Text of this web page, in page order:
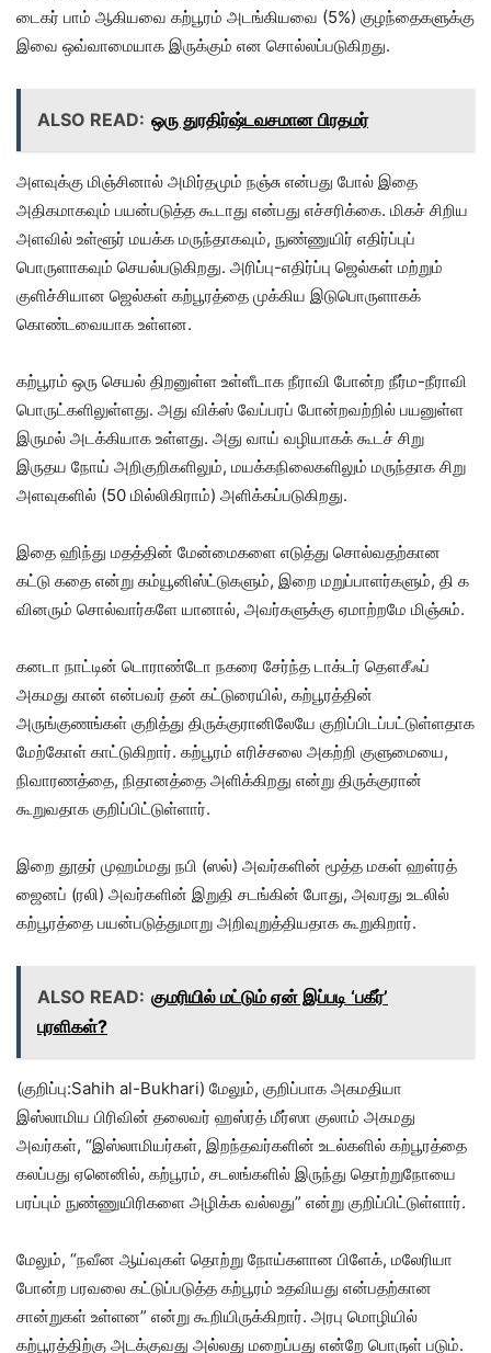
டைகர் பாம் ஆகியவை கற்பூரம் அடங்கியவை (5%) குழந்தைகளுக்கு
இவை ஒவ்வாமையாக இருக்கும் என சொல்லப்படுகிறது.
ALSO READ: ஒரு துரதிர்ஷ்டவசமான பிரதமர்
அளவுக்கு மிஞ்சினால் அமிர்தமும் நஞ்சு என்பது போல் இதை
அதிகமாகவும் பயன்படுத்த கூடாது என்பது எச்சரிக்கை. மிகச் சிறிய
அளவில் உள்ளூர் மயக்க மருந்தாகவும், நுண்ணுயிர் எதிர்ப்புப்
பொருளாகவும் செயல்படுகிறது. அரிப்பு-எதிர்ப்பு ஜெல்கள் மற்றும்
குளிச்சியான ஜெல்கள் கற்பூரத்தை முக்கிய இடுபொருளாகக்
கொண்டவையாக உள்ளன.
கற்பூரம் ஒரு செயல் திறனுள்ள உள்ளீடாக நீராவி போன்ற நீர்ம-நீராவி
பொருட்களிலுள்ளது. அது விக்ஸ் வேப்பரப் போன்றவற்றில் பயனுள்ள
இருமல் அடக்கியாக உள்ளது. அது வாய் வழியாகக் கூடச் சிறு
இருதய நோய் அறிகுறிகளிலும், மயக்கநிலைகளிலும் மருந்தாக சிறு
அளவுகளில் (50 மில்லிகிராம்) அளிக்கப்படுகிறது.
இதை ஹிந்து மதத்தின் மேன்மைகளை எடுத்து சொல்வதற்கான
கட்டு கதை என்று கம்யூனிஸ்ட்டுகளும், இறை மறுப்பாளர்களும், தி க
வினரும் சொல்வார்களே யானால், அவர்களுக்கு ஏமாற்றமே மிஞ்சும்.
கனடா நாட்டின் டொராண்டோ நகரை சேர்ந்த டாக்டர் தௌசீஃப்
அகமது கான் என்பவர் தன் கட்டுரையில், கற்பூரத்தின்
அருங்குணங்கள் குறித்து திருக்குரானிலேயே குறிப்பிடப்பட்டுள்ளதாக
மேற்கோள் காட்டுகிறார். கற்பூரம் எரிச்சலை அகற்றி குளுமையை,
நிவாரணத்தை, நிதானத்தை அளிக்கிறது என்று திருக்குரான்
கூறுவதாக குறிப்பிட்டுள்ளார்.
இறை தூதர் முஹம்மது நபி (ஸல்) அவர்களின் மூத்த மகள் ஹள்ரத்
ஜைனப் (ரலி) அவர்களின் இறுதி சடங்கின் போது, அவரது உடலில்
கற்பூரத்தை பயன்படுத்துமாறு அறிவுறுத்தியதாக கூறுகிறார்.
ALSO READ: குமரியில் மட்டும் ஏன் இப்படி ‘பகீர்’
புரளிகள்?
(குறிப்பு:Sahih al-Bukhari) மேலும், குறிப்பாக அகமதியா
இஸ்லாமிய பிரிவின் தலைவர் ஹஸ்ரத் மீர்ஸா குலாம் அகமது
அவர்கள், “இஸ்லாமியர்கள், இறந்தவர்களின் உடல்களில் கற்பூரத்தை
கலப்பது ஏனெனில், கற்பூரம், சடலங்களில் இருந்து தொற்றுநோயை
பரப்பும் நுண்ணுயிரிகளை அழிக்க வல்லது” என்று குறிப்பிட்டுள்ளார்.
மேலும், “நவீன ஆய்வுகள் தொற்று நோய்களான பிளேக், மலேரியா
போன்ற பரவலை கட்டுப்படுத்த கற்பூரம் உதவியது என்பதற்கான
சான்றுகள் உள்ளன” என்று கூறியிருக்கிறார். அரபு மொழியில்
கற்பூரத்திற்கு அடக்குவது அல்லது மறைப்பது என்றே பொருள் படும்.